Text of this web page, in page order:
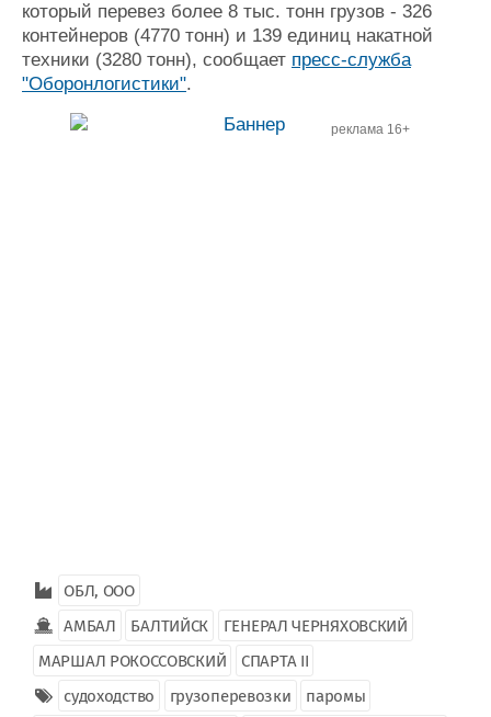
который перевез более 8 тыс. тонн грузов - 326
контейнеров (4770 тонн) и 139 единиц накатной
техники (3280 тонн), сообщает пресс-служба
"Оборонлогистики".
реклама 16+
ОБЛ, ООО
АМБАЛ
БАЛТИЙСК
ГЕНЕРАЛ ЧЕРНЯХОВСКИЙ
МАРШАЛ РОКОССОВСКИЙ
СПАРТА II
судоходство
грузоперевозки
паромы